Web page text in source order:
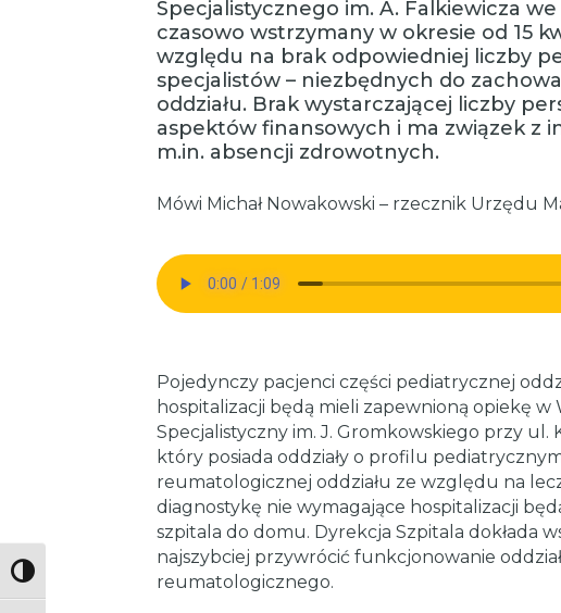
Toggle High Contrast
Specjalistycznego im. A. Falkiewicza
czasowo wstrzymany w okresie od 15
względu na brak odpowiedniej liczby
specjalistów – niezbędnych do
oddziału. Brak wystarczającej liczby
aspektów finansowych i ma związek z
m.in. absencji zdrowotnych.
Mówi Michał Nowakowski – rzecznik Urzędu
Pojedynczy pacjenci części pediatrycznej
hospitalizacji będą mieli zapewnioną opiekę
Specjalistyczny im. J. Gromkowskiego przy ul.
który posiada oddziały o profilu
reumatologicznej oddziału ze względu na
diagnostykę nie wymagające hospitalizacji
szpitala do domu. Dyrekcja Szpitala dokłada
najszybciej przywrócić funkcjonowanie
reumatologicznego.